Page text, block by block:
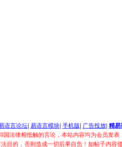
语言论坛| 易语言模块| 手机版| 广告投放| 精易
法律相抵触的言论，本站内容均为会员发表
目的，否则造成一切后果自负！如帖子内容